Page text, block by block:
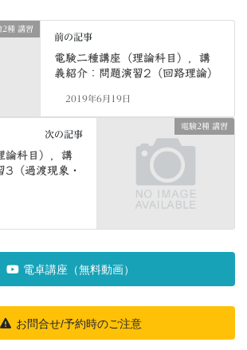
2種 講習
前の記事
電験二種講座（理論科目），講
義紹介：問題演習2（回路理論）
2019年6月19日
電験2種 講習
次の記事
論科目），講
3（過渡現象・
電卓講座（無料動画）
お問合せ/予約時のご注意